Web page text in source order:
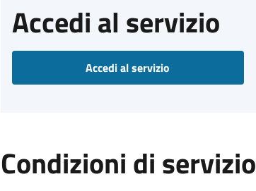
Accedi al servizio
Accedi al servizio
Condizioni di servizio